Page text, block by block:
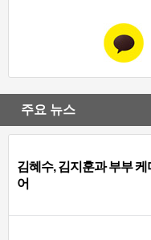
주요 뉴스
김혜수, 김지훈과 부부 케
어